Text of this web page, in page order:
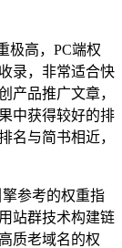
极高，PC端权
录，非常适合快
产品推广文章，
中获得较好的排
名与简书相近，
擎参考的权重指
站群技术构建链
质老域名的权